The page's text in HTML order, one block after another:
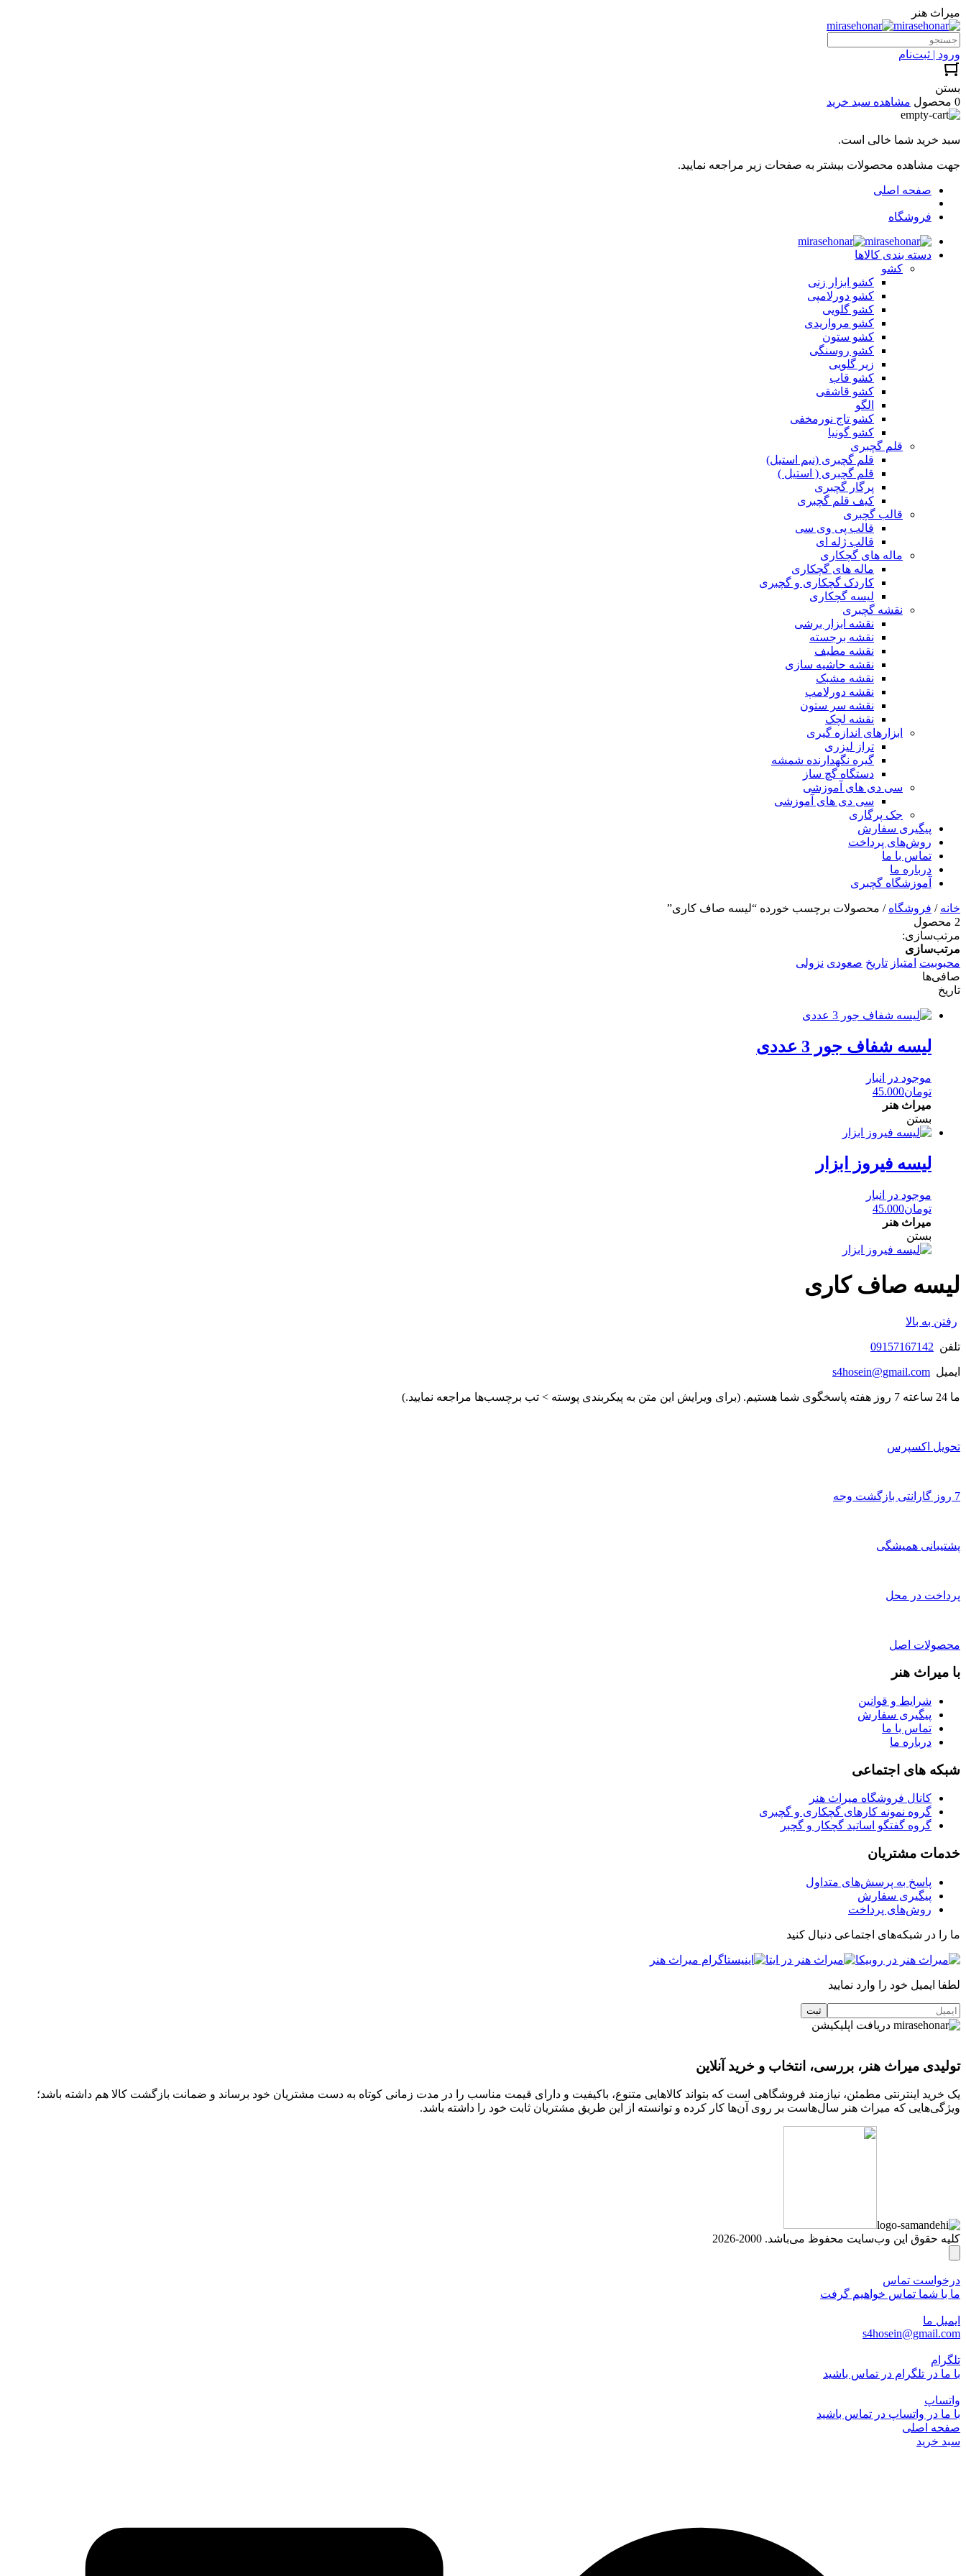
میراث هنر
ورود | ثبت‌نام
بستن
0 محصول
مشاهده سبد خرید
سبد خرید شما خالی است.
جهت مشاهده محصولات بیشتر به صفحات زیر مراجعه نمایید.
صفحه اصلی
فروشگاه
دسته بندی کالاها
کشو
کشو ابزار زنی
کشو دورلامپی
کشو گلویی
کشو مرواریدی
کشو ستون
کشو روسنگی
زیر گلویی
کشو قاب
کشو قاشقی
الگو
کشو تاج نورمخفی
کشو گونیا
قلم گچبری
قلم گچبری (نیم استیل)
قلم گچبری ( استیل )
پرگار گچبری
کیف قلم گچبری
قالب گچبری
قالب پی وی سی
قالب ژله ای
ماله های گچکاری
ماله های گچکاری
کاردک گچکاری و گچبری
لیسه گچکاری
نقشه گچبری
نقشه ابزار برشی
نقشه برجسته
نقشه مطیف
نقشه حاشیه سازی
نقشه مشبک
نقشه دورلامپ
نقشه سر ستون
نقشه لچک
ابزارهای اندازه گیری
تراز لیزری
گیره نگهدارنده شمشه
دستگاه گچ ساز
سی دی های آموزشی
سی دی های آموزشی
جک پرگاری
پیگیری سفارش
روش‌های پرداخت
تماس با ما
درباره ما
آموزشگاه گچبری
خانه / فروشگاه / محصولات برچسب خورده “لیسه صاف کاری”
2 محصول
مرتب‌سازی:
مرتب‌سازی
محبوبیت امتیاز تاریخ صعودی نزولی
صافی‌ها
تاریخ
لیسه شفاف جور 3 عددی
موجود در انبار
تومان45.000
میراث هنر
بستن
لیسه فیروز ابزار
موجود در انبار
تومان45.000
میراث هنر
بستن
لیسه صاف کاری
رفتن به بالا
تلفن 09157167142
ایمیل s4hosein@gmail.com
ما 24 ساعته 7 روز هفته پاسخگوی شما هستیم. (برای ویرایش این متن به پیکربندی پوسته > تب برچسب‌ها مراجعه نمایید.)
تحویل اکسپرس
7 روز گارانتی بازگشت وجه
پشتیبانی همیشگی
پرداخت در محل
محصولات اصل
با میراث هنر
شرایط و قوانین
پیگیری سفارش
تماس با ما
درباره ما
شبکه های اجتماعی
کانال فروشگاه میراث هنر
گروه نمونه کارهای گچکاری و گچبری
گروه گفتگو اساتید گچکار و گچبر
خدمات مشتریان
پاسخ به پرسش‌های متداول
پیگیری سفارش
روش‌های پرداخت
ما را در شبکه‌های اجتماعی دنبال کنید
لطفا ایمیل خود را وارد نمایید
دریافت اپلیکیشن
تولیدی میراث هنر، بررسی، انتخاب و خرید آنلاین
یک خرید اینترنتی مطمئن، نیازمند فروشگاهی است که بتواند کالاهایی متنوع، باکیفیت و دارای قیمت مناسب را در مدت زمانی کوتاه به دست مشتریان خود برساند و ضمانت بازگشت کالا هم داشته باشد؛
ویژگی‌هایی که میراث هنر سال‌هاست بر روی آن‌ها کار کرده و توانسته از این طریق مشتریان ثابت خود را داشته باشد.
کلیه حقوق این وب‌سایت محفوظ می‌باشد. 2000-2026
درخواست تماس
ما با شما تماس خواهیم گرفت
ایمیل ما
s4hosein@gmail.com
تلگرام
با ما در تلگرام در تماس باشید
واتساپ
با ما در واتساپ در تماس باشید
صفحه اصلی
سبد خرید